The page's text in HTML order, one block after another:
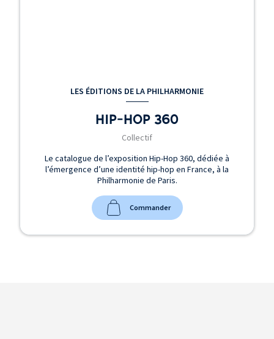
LES ÉDITIONS DE LA PHILHARMONIE
HIP-HOP 360
Collectif
Le catalogue de l’exposition Hip-Hop 360, dédiée à
l’émergence d’une identité hip-hop en France, à la
Philharmonie de Paris.
Commander